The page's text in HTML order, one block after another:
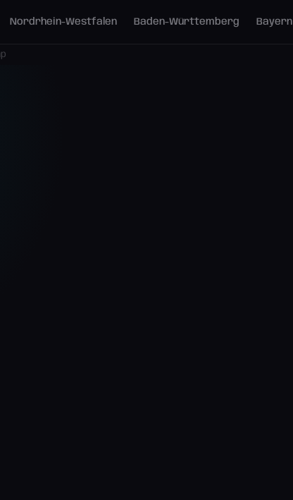
Nordrhein-Westfalen Baden-Württemberg Bayern